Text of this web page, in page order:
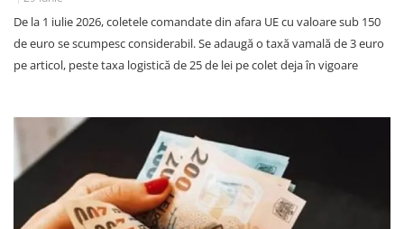
De la 1 iulie 2026, coletele comandate din afara UE cu valoare sub 150
de euro se scumpesc considerabil. Se adaugă o taxă vamală de 3 euro
pe articol, peste taxa logistică de 25 de lei pe colet deja în vigoare